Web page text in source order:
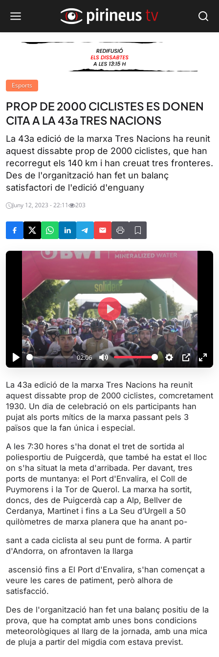
Esports
PROP DE 2000 CICLISTES ES DONEN
CITA A LA 43a TRES NACIONS
La 43a edició de la marxa Tres Nacions ha reunit
aquest dissabte prop de 2000 ciclistes, que han
recorregut els 140 km i han creuat tres fronteres.
Des de l'organització han fet un balanç
satisfactori de l'edició d'enguany
Juny 12, 2023 - 22:11 203
P
a
y
02:06
M
u
t
e
S
t
t
i
P
P
E
t
P
l
a
y
La 43a edició de la marxa Tres Nacions ha reunit
aquest dissabte prop de 2000 ciclistes, comcretament
1930. Un dia de celebració on els participants han
pujat als ports mítics de la marxa passant pels 3
països que la fan única i especial.
A les 7:30 hores s'ha donat el tret de sortida al
poliesportiu de Puigcerdà, que també ha estat el lloc
on s'ha situat la meta d'arribada. Per davant, tres
ports de muntanya: el Port d'Envalira, el Coll de
Puymorens i la Tor de Querol. La marxa ha sortit,
doncs, des de Puigcerdà cap a Alp, Bellver de
Cerdanya, Martinet i fins a La Seu d’Urgell a 50
quilòmetres de marxa planera que ha anant po-
sant a cada ciclista al seu punt de forma. A partir
d'Andorra, on afrontaven la llarga
ascensió fins a El Port d'Envalira, s'han començat a
veure les cares de patiment, però alhora de
satisfacció.
Des de l'organització han fet una balanç positiu de la
prova, que ha comptat amb unes bons condicions
meteorològiques al llarg de la jornada, amb una mica
de pluja a partir del migdia com estava previst.